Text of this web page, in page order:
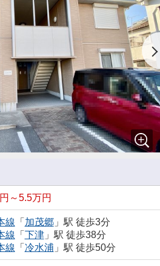
～5.5万円
線 「 加茂郷」駅 徒歩3分
線 「 下津」駅 徒歩38分
線 「 冷水浦 」駅 徒歩50分